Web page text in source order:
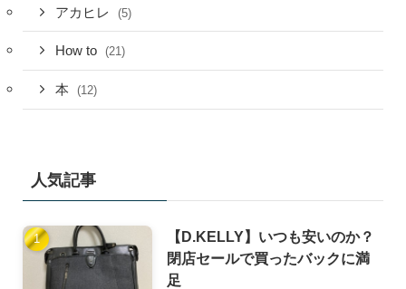
アカヒレ (5)
How to (21)
本 (12)
人気記事
【D.KELLY】いつも安いのか？
閉店セールで買ったバックに満
足